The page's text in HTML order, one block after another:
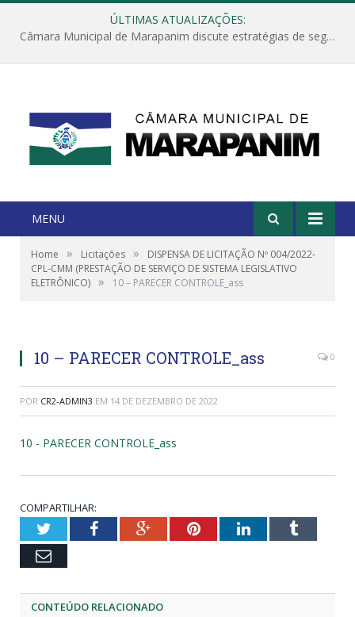
ÚLTIMAS ATUALIZAÇÕES:
Câmara Municipal de Marapanim discute estratégias de segurança com autoridades e poder executivo
MENU
Home » Licitações »
DISPENSA DE LICITAÇÃO Nº 004/2022-
CPL-CMM (PRESTAÇÃO DE SERVIÇO DE SISTEMA LEGISLATIVO
ELETRÔNICO) » 10 – PARECER CONTROLE_ass
10 – PARECER CONTROLE_ass 0
POR CR2-ADMIN3 EM 14 DE DEZEMBRO DE 2022
10 - PARECER CONTROLE_ass
COMPARTILHAR:
TwitterFacebookGoogle+PinterestLinkedInTumblr
Email
CONTEÚDO RELACIONADO